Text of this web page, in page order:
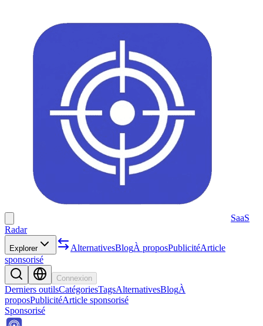
SaaS
Radar
Explorer AlternativesBlogÀ proposPublicitéArticle
sponsorisé
Connexion
Derniers outilsCatégoriesTagsAlternativesBlogÀ
proposPublicitéArticle sponsorisé
Sponsorisé